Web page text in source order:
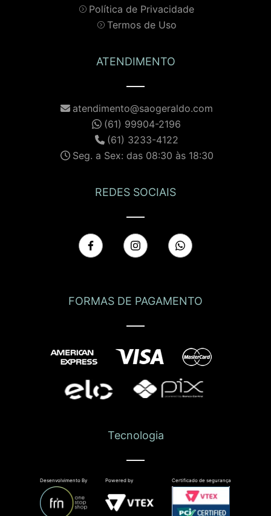
Política de Privacidade
Termos de Uso
ATENDIMENTO
atendimento@saogeraldo.com
(61) 99904-2196
(61) 3233-4122
Seg. a Sex: das 08:30 às 18:30
REDES SOCIAIS
FORMAS DE PAGAMENTO
Tecnologia
Desenvolvimento By Powered by Certificado de segurança